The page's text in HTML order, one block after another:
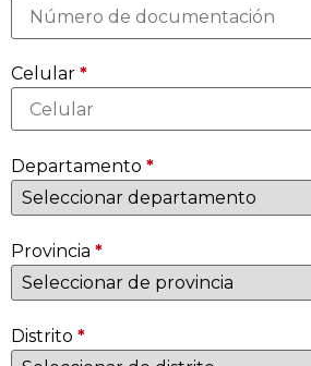
Celular*
Departamento*
Provincia*
Distrito*